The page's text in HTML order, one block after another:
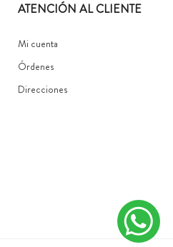
ATENCIÓN AL CLIENTE
Mi cuenta
Órdenes
Direcciones